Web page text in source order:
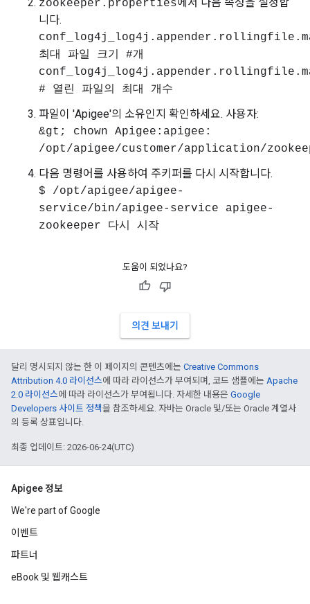
zookeeper.properties
니다.
최대 파일 크기 #개
# 열린 파일의 최대 개수
파일이 'Apigee'의 소유인지 확인하세요. 사용자:
&gt; chown Apigee:apigee:
/opt/apigee/customer/application/
다음 명령어를 사용하여 주키퍼를 다시 시작합니다.
$ /opt/apigee/apigee-
service/bin/apigee-service apigee-
zookeeper 다시 시작
도움이 되었나요?
의견 보내기
달리 명시되지 않는 한 이 페이지의 콘텐츠에는 Creative Commons
Attribution 4.0 라이선스에 따라 라이선스가 부여되며, 코드 샘플에는 Apache
2.0 라이선스에 따라 라이선스가 부여됩니다. 자세한 내용은 Google
Developers 사이트 정책을 참조하세요. 자바는 Oracle 및/또는 Oracle 계열사
의 등록 상표입니다.
최종 업데이트: 2026-06-24(UTC)
Apigee 정보
We're part of Google
이벤트
파트너
eBook 및 웹캐스트